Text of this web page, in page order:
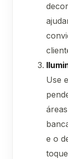
Use
e o